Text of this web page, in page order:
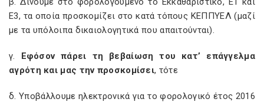
Ε3, τα οποία προσκομίζει στο κατά τόπους ΚΕΠΠΥΕΛ (μαζί
με τα υπόλοιπα δικαιολογητικά που απαιτούνται).
γ. Εφόσον πάρει τη βεβαίωση του κατ’ επάγγελμα
αγρότη και μας την προσκομίσει, τότε
δ. Υποβάλλουμε ηλεκτρονικά για το φορολογικό έτος 2016